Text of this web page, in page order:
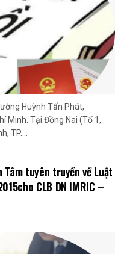
Huỳnh Tấn Phát,
Minh. Tại Đồng Nai (Tổ 1,
TP....
tuyên truyền về Luật
CLB DN IMRIC –